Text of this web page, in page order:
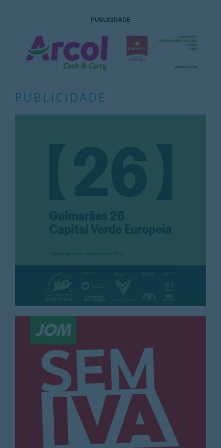
PUBLICIDADE
PUBLICIDADE